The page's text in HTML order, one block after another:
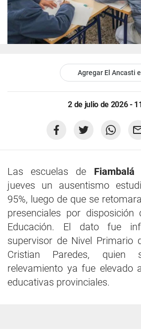
Agregar El Ancasti
2 de julio de 2026 -
Las escuelas de Fiambalá
jueves un ausentismo
95%, luego de que se
presenciales por disposición
Educación. El dato fue
supervisor de Nivel Primario
Cristian Paredes, quien
relevamiento ya fue elevado
educativas provinciales.